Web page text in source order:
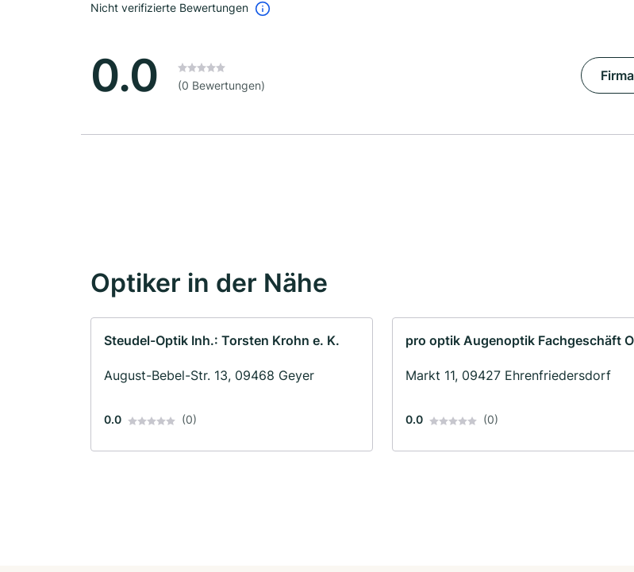
Nicht verifizierte Bewertungen
0.0 (0 Bewertungen)
Optiker in der Nähe
Steudel-Optik Inh.: Torsten Krohn e. K.
August-Bebel-Str. 13, 09468 Geyer
0.0 (0)
pro optik Augenoptik Fachgeschäft
Markt 11, 09427 Ehrenfriedersdorf
0.0 (0)